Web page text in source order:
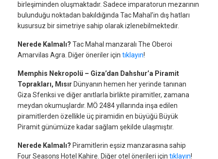
birleşiminden oluşmaktadır. Sadece imparatorun mezarının
bulunduğu noktadan bakıldığında Tac Mahal’in dış hatları
kusursuz bir simetriye sahip olarak izlenebilmektedir.
Nerede Kalmalı? Tac Mahal manzaralı The Oberoi
Amarvilas Agra. Diğer öneriler için tıklayın!
Memphis Nekropolü – Giza’dan Dahshur’a Piramit
Toprakları, Mısır Dünyanın hemen her yerinde tanınan
Giza Sfenksi ve diğer anıtlarla birlikte piramitler, zamana
meydan okumuşlardır. MÖ 2484 yıllarında inşa edilen
piramitlerden özellikle üç piramidin en büyüğü Büyük
Piramit günümüze kadar sağlam şekilde ulaşmıştır.
Nerede Kalmalı? Piramitlerin eşsiz manzarasına sahip
Four Seasons Hotel Kahire. Diğer otel önerileri için tıklayın!